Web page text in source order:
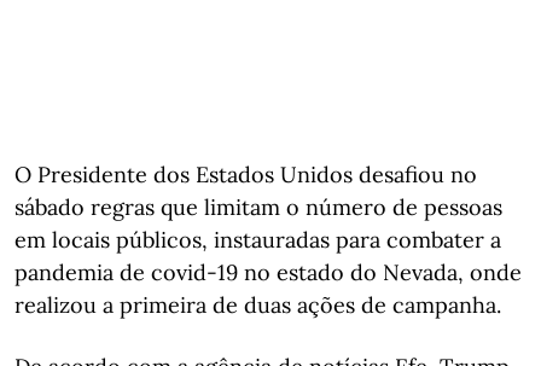
O Presidente dos Estados Unidos desafiou no
sábado regras que limitam o número de pessoas
em locais públicos, instauradas para combater a
pandemia de covid-19 no estado do Nevada, onde
realizou a primeira de duas ações de campanha.